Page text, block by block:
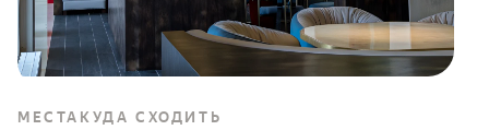
МЕСТА КУДА СХОДИТЬ